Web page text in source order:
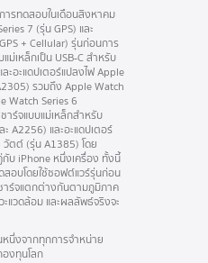
ารทดสอบในเดือนสิงหาคม
7 (รุ่น GPS) และ
+ Cellular) รุ่นก่อนการ
แม่เหล็กเป็น USB‑C สำหรับ
ะอะแดปเตอร์แปลงไฟApple
รวมถึง Apple Watch
Watch Series 6
าร์จแบบแม่เหล็กสำหรับ
A2256) และอะแดปเตอร์
วัตต์ (รุ่น A1385) โดย
บ iPhone หนึ่งเครื่อง ทั้งนี้
อบโดยใช้ซอฟต์แวร์รุ่นก่อน
ชาร์จแตกต่างกันตามภูมิภาค
แวดล้อม และผลลัพธ์จริงจะ
หนึ่งจากทุกการจำหน่าย
องทุนโลก